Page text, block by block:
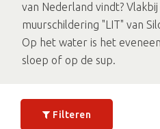
van Nederland vindt?
muurschildering "LIT" van
Op het water is het
sloep of op de sup.
Filteren